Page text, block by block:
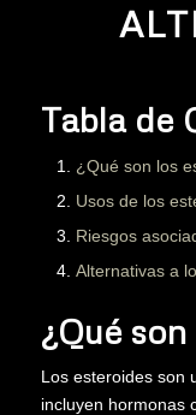
Tabla de
¿Qué son los
Usos de los
Riesgos
Alternativas a
¿Qué
Los esteroides son
incluyen hormonas